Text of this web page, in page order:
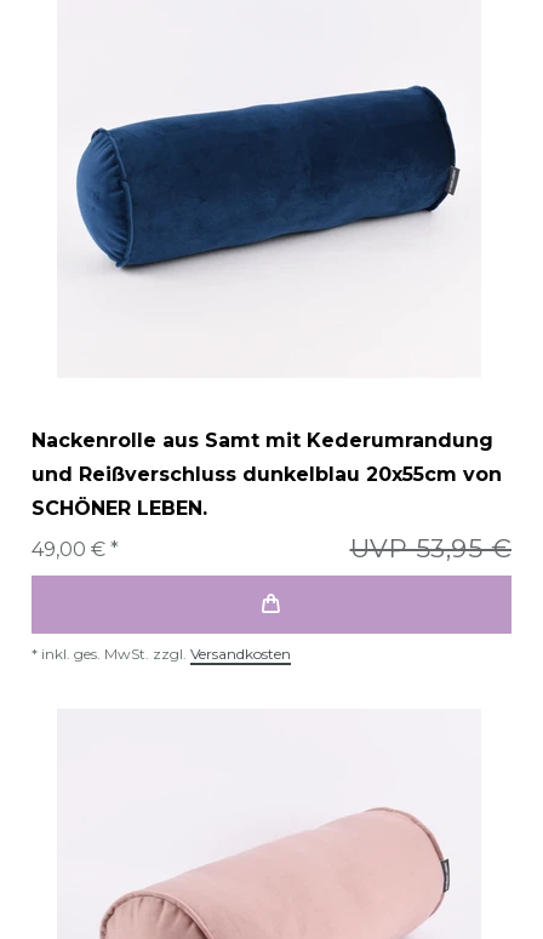
Nackenrolle aus Samt mit Kederumrandung
und Reißverschluss dunkelblau 20x55cm von
SCHÖNER LEBEN.
UVP 53,95 €
49,00 € *
* inkl. ges. MwSt. zzgl. Versandkosten